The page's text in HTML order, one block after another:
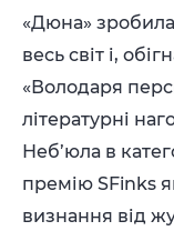
«Дюна»
весь світ і,
«Володаря
літературні
Неб’юла в
премію SFinks
визнання від